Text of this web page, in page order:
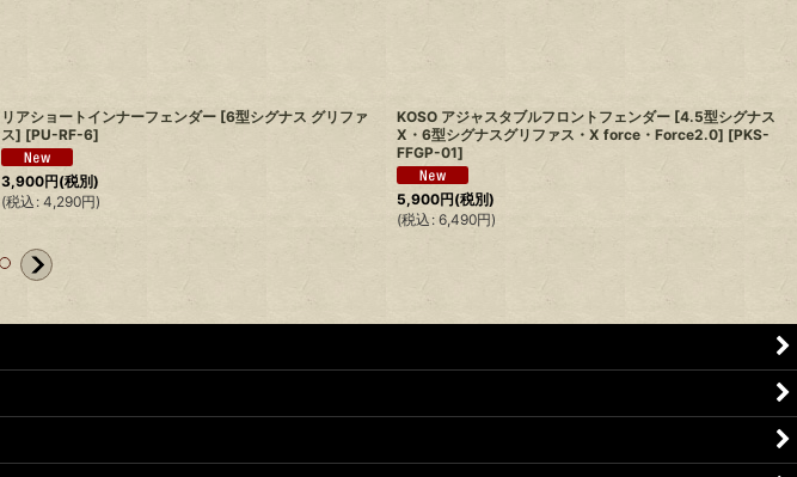
リアショートインナーフェンダー [6型シグナス グリファ
ス] [PU-RF-6]
3,900円(税別)
(税込 : 4,290円)
KOSO アジャスタブルフロントフェンダー [4.5型シグナス
X・6型シグナスグリファス・X force・Force2.0] [PKS-
FFGP-01]
5,900円(税別)
(税込 : 6,490円)